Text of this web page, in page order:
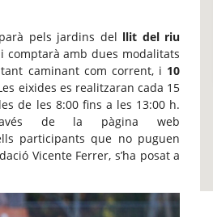
pels jardins del llit del riu
comptarà amb dues modalitats
caminant com corrent, i 10
eixides es realitzaran cada 15
de les 8:00 fins a les 13:00 h.
de la pàgina web
participants que no puguen
Vicente Ferrer, s’ha posat a